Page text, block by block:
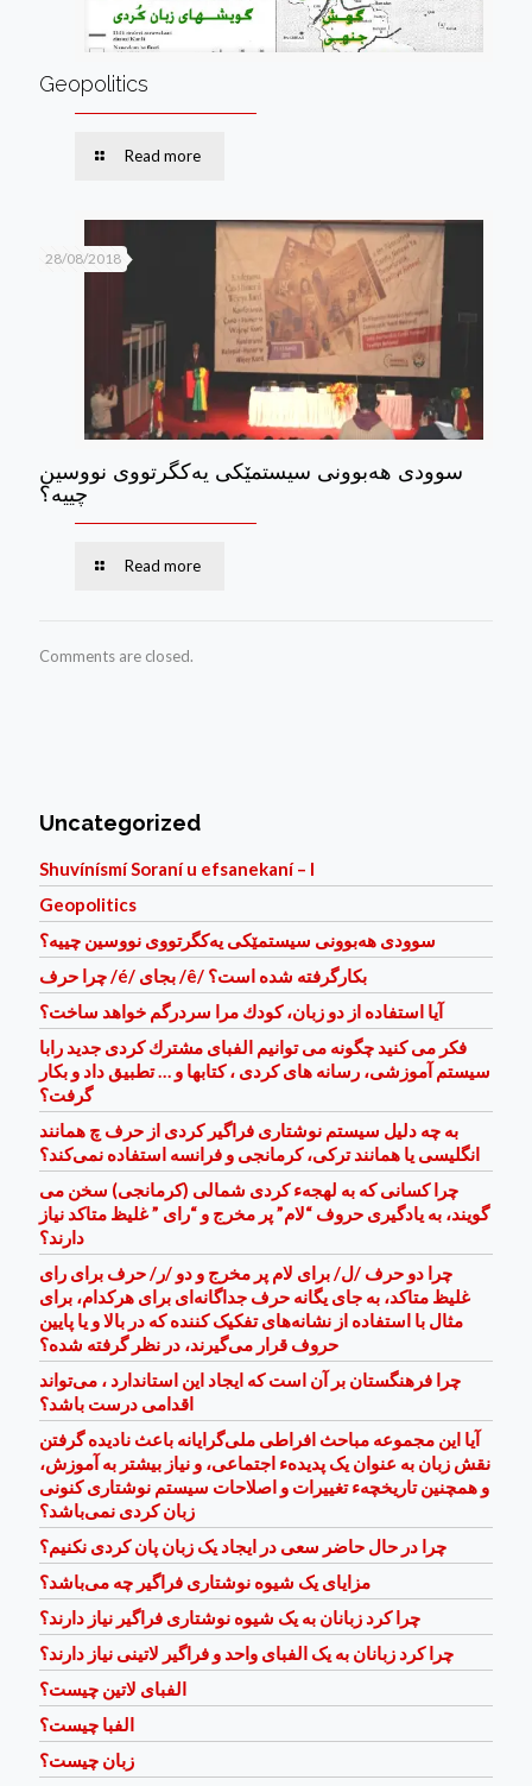
Geopolitics
Read more
28/08/2018
سوودی هه‌بوونی سیستمێكی یه‌كگرتووی نووسین
چییه؟
Read more
Comments are closed.
Uncategorized
Shuvínísmí Soraní u efsanekaní – I
Geopolitics
سوودی هه‌بوونی سیستمێكی یه‌كگرتووی نووسین چییه؟
چرا حرف /é/ بجای /ê/ بكارگرفته شده است؟
آيا استفاده از دو زبان، كودك مرا سردرگم خواهد ساخت؟
فكر می كنيد چگونه می توانيم الفبای مشترك كردی جديد رابا
سيستم آموزشی، رسانه های كردی ، كتابها و … تطبيق داد و بكار
گرفت؟
به چه دلیل سیستم نوشتاری فراگیر کردی از حرف چ همانند
انگلیسی یا همانند ترکی، کرمانجی و فرانسه استفاده نمی‌کند؟
چرا کسانی که به لهجهء کردی شمالی (کرمانجی) سخن می
گویند، به یادگیری حروف “لام” پر مخرج و “رای ” غلیظ متاکد نیاز
دارند؟
چرا دو حرف /ل/ برای لام پر مخرج و دو /ر/ حرف برای رای
غلیظ متاکد، به جای یگانه حرف جداگانه‌ای برای هرکدام، برای
مثال با استفاده از نشانه‌های تفکیک کننده که در بالا و یا پایین
حروف قرار می‌گیرند، در نظر گرفته شده؟
چرا فرهنگستان بر آن است که ایجاد این استاندارد ، می‌تواند
اقدامی درست ‌باشد؟
آیا این مجموعه مباحث افراطی ملی‌گرایانه باعث نادیده گرفتن
نقش زبان به عنوان یک پدیدهء اجتماعی، و نیاز بیشتر به آموزش،
و همچنین تاریخچهء تغییرات و اصلاحات سیستم نوشتاری کنونی
زبان کردی نمی‌باشد؟
چرا در حال حاضر سعی در ایجاد یک زبان پان کردی نکنیم؟
مزایای یک شیوه نوشتاری فراگیر چه می‌باشد؟
چرا کرد زبانان به یک شیوه نوشتاری فراگیر نیاز دارند؟
چرا کرد زبانان به یک الفبای واحد و فراگیر لاتینی نیاز دارند؟
الفبای لاتین چیست؟
الفبا چیست؟
زبان چیست؟